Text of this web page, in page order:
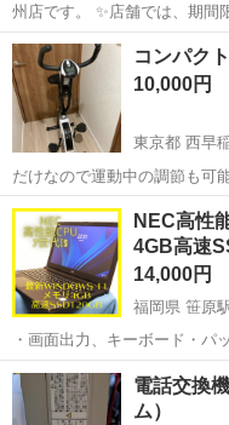
州店です。 ✨️店舗では、期
している商品も…
福岡 北九州市 城野駅
コンパク
10,000円
東京都 西早
だけなので運動中の調節も可
がないため運動音…
東京 新宿区 西早稲田
コンパクト
NEC高性
4GB高速
14,000円
福岡県 笹原
・画面出力、キーボード・パ
ォン端子などの基…
福岡 福岡市 笹原駅
電話交換
ム）